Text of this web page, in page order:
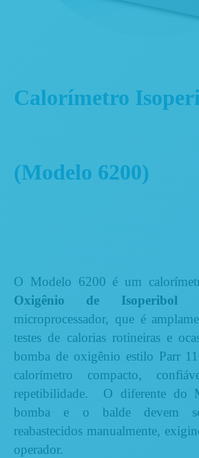
Calorímetro
(Modelo 6200)
O Modelo 6200 é um
Oxigênio de Isoperibol
microprocessador, que é
testes de calorias rotineiras e
bomba de oxigênio estilo Parr
calorímetro compacto,
repetibilidade. O diferente do
bomba e o balde devem
reabastecidos manualmente,
operador.